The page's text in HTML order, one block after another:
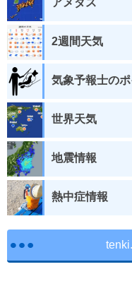
アメダス
2週間天気
気象予報士の
世界天気
地震情報
熱中症情報